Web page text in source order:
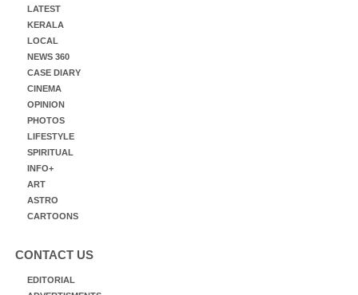
LATEST
KERALA
LOCAL
NEWS 360
CASE DIARY
CINEMA
OPINION
PHOTOS
LIFESTYLE
SPIRITUAL
INFO+
ART
ASTRO
CARTOONS
CONTACT US
EDITORIAL